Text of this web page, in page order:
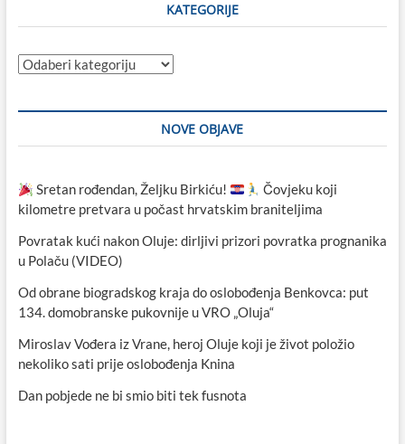
KATEGORIJE
Kategorije
NOVE OBJAVE
Sretan rođendan, Željku Birkiću!
Čovjeku koji
kilometre pretvara u počast hrvatskim braniteljima
Povratak kući nakon Oluje: dirljivi prizori povratka prognanika
u Polaču (VIDEO)
Od obrane biogradskog kraja do oslobođenja Benkovca: put
134. domobranske pukovnije u VRO „Oluja“
Miroslav Vođera iz Vrane, heroj Oluje koji je život položio
nekoliko sati prije oslobođenja Knina
Dan pobjede ne bi smio biti tek fusnota